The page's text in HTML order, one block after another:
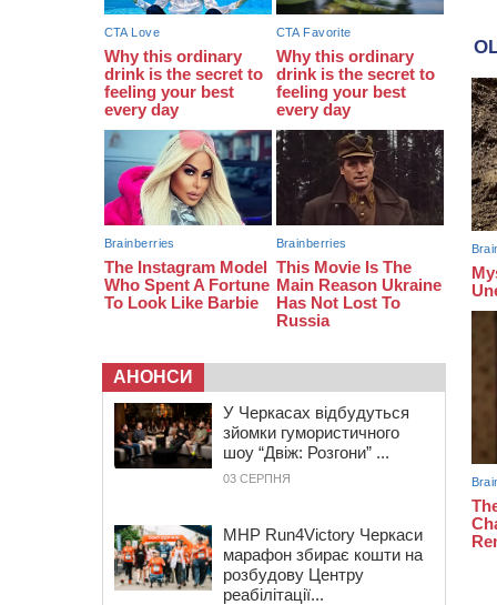
серед вступників
АНОНСИ
У Черкасах відбудуться
зйомки гумористичного
шоу “Двіж: Розгони” ...
03 СЕРПНЯ
MHP Run4Victory Черкаси
марафон збирає кошти на
розбудову Центру
реабілітації...